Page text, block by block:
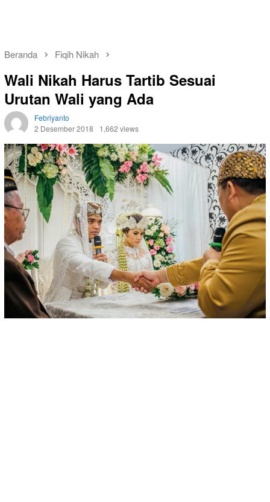
Beranda Fiqih Nikah
Wali Nikah Harus Tartib Sesuai
Urutan Wali yang Ada
Febriyanto
2 Desember 2018
1,662 views